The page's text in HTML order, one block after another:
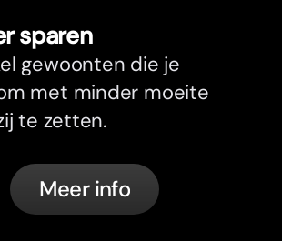
sparen
gewoonten die je
met minder moeite
te zetten.
Meer info